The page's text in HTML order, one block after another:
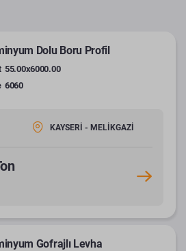
Dolu Boru Profil
55.00x6000.00
6060
KAYSERİ - MELİKGAZİ
Gofrajlı Levha